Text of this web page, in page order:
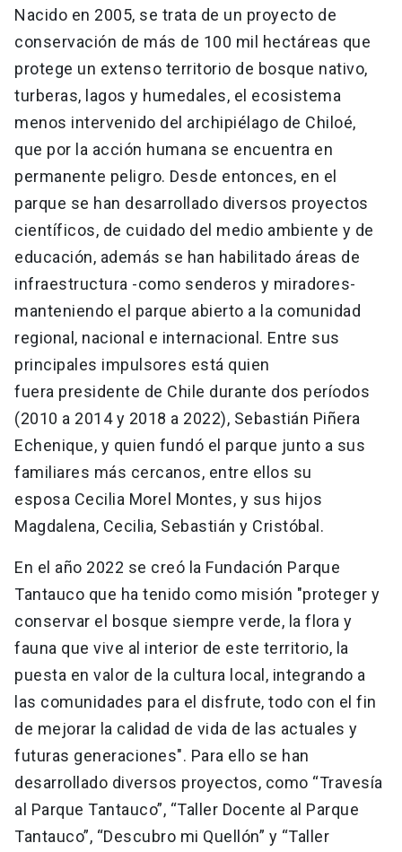
Nacido en 2005, se trata de un proyecto de
conservación de más de 100 mil hectáreas que
protege un extenso territorio de bosque nativo,
turberas, lagos y humedales, el ecosistema
menos intervenido del archipiélago de Chiloé,
que por la acción humana se encuentra en
permanente peligro. Desde entonces, en el
parque se han desarrollado diversos proyectos
científicos, de cuidado del medio ambiente y de
educación, además se han habilitado áreas de
infraestructura -como senderos y miradores-
manteniendo el parque abierto a la comunidad
regional, nacional e internacional. Entre sus
principales impulsores está quien
fuera presidente de Chile durante dos períodos
(2010 a 2014 y 2018 a 2022), Sebastián Piñera
Echenique, y quien fundó el parque junto a sus
familiares más cercanos, entre ellos su
esposa Cecilia Morel Montes, y sus hijos
Magdalena, Cecilia, Sebastián y Cristóbal.
En el año 2022 se creó la Fundación Parque
Tantauco que ha tenido como misión "proteger y
conservar el bosque siempre verde, la flora y
fauna que vive al interior de este territorio, la
puesta en valor de la cultura local, integrando a
las comunidades para el disfrute, todo con el fin
de mejorar la calidad de vida de las actuales y
futuras generaciones". Para ello se han
desarrollado diversos proyectos, como “Travesía
al Parque Tantauco”, “Taller Docente al Parque
Tantauco”, “Descubro mi Quellón” y “Taller